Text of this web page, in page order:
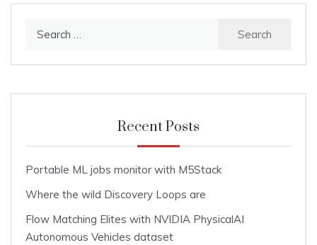
Recent Posts
Portable ML jobs monitor with M5Stack
Where the wild Discovery Loops are
Flow Matching Elites with NVIDIA PhysicalAI
Autonomous Vehicles dataset